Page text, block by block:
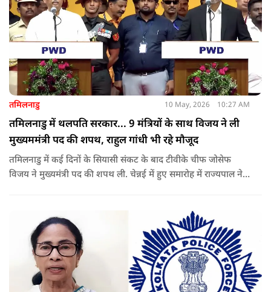
तमिलनाडु 10 May, 2026 10:27 AM
तमिलनाडु में थलपति सरकार... 9 मंत्रियों के साथ विजय ने ली
मुख्यममंत्री पद की शपथ, राहुल गांधी भी रहे मौजूद
तमिलनाडु में कई दिनों के सियासी संकट के बाद टीवीके चीफ जोसेफ
विजय ने मुख्यमंत्री पद की शपथ ली. चेन्नई में हुए समारोह में राज्यपाल ने